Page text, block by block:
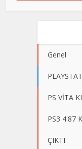
Genel
PS VİTA
PS3 4.87
ÇIKTI